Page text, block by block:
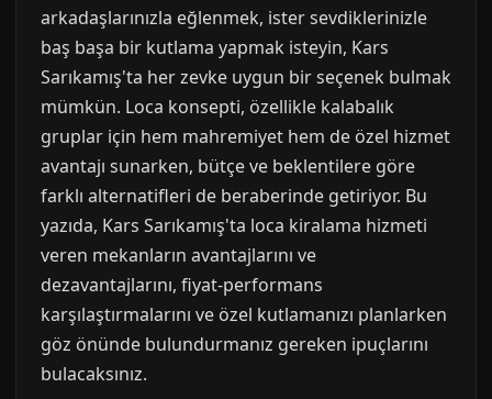
arkadaşlarınızla eğlenmek, ister sevdiklerinizle
baş başa bir kutlama yapmak isteyin, Kars
Sarıkamış'ta her zevke uygun bir seçenek bulmak
mümkün. Loca konsepti, özellikle kalabalık
gruplar için hem mahremiyet hem de özel hizmet
avantajı sunarken, bütçe ve beklentilere göre
farklı alternatifleri de beraberinde getiriyor. Bu
yazıda, Kars Sarıkamış'ta loca kiralama hizmeti
veren mekanların avantajlarını ve
dezavantajlarını, fiyat-performans
karşılaştırmalarını ve özel kutlamanızı planlarken
göz önünde bulundurmanız gereken ipuçlarını
bulacaksınız.